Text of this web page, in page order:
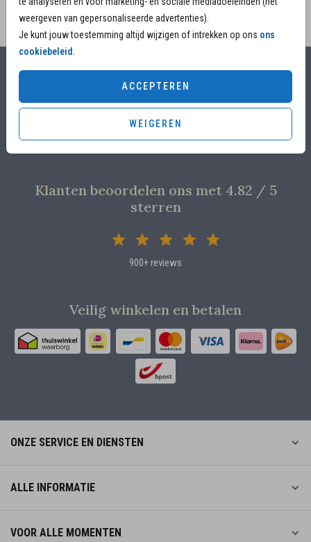
weergeven van gepersonaliseerde advertenties).
Je kunt jouw toestemming altijd wijzigen of intrekken op ons ons
cookiebeleid
ACCEPTEREN
WEIGEREN
Alles voor jouw moment
Overleg met designers van de ontwerpstudio
Proefdruk voor €4,95
Klanten beoordelen ons met 4.82 / 5
sterren
900+ reviews
Veilig winkelen en betalen
ONZE SERVICE EN DIENSTEN
ALLE INFORMATIE
VOOR ALLE MOMENTEN